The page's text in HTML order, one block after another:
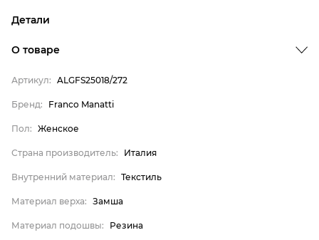
Детали
Внутренний материал
Материал верха
Материал подошвы
Материал стельки
О товаре
Артикул: ALGFS25018/272
Бренд: Franco Manatti
Пол: Женское
Страна производитель: Италия
Внутренний материал: Текстиль
Материал верха: Замша
Материал подошвы: Резина